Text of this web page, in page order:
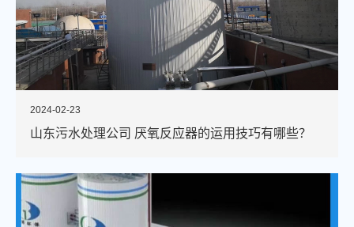
2024-02-23
山东污水处理公司 厌氧反应器的运用技巧有哪些？